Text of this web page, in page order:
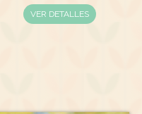
VER DETALLES